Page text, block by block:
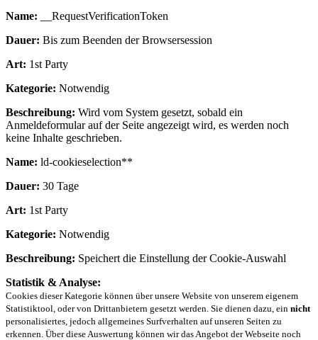
Name: __RequestVerificationToken
Dauer: Bis zum Beenden der Browsersession
Art: 1st Party
Kategorie: Notwendig
Beschreibung: Wird vom System gesetzt, sobald ein
Anmeldeformular auf der Seite angezeigt wird, es werden noch
keine Inhalte geschrieben.
Name: ld-cookieselection**
Dauer: 30 Tage
Art: 1st Party
Kategorie: Notwendig
Beschreibung: Speichert die Einstellung der Cookie-Auswahl
Statistik & Analyse:
Cookies dieser Kategorie können über unsere Website von unserem eigenem
Statistiktool, oder von Drittanbietern gesetzt werden. Sie dienen dazu, ein nicht
personalisiertes, jedoch allgemeines Surfverhalten auf unseren Seiten zu
erkennen. Über diese Auswertung können wir das Angebot der Webseite noch